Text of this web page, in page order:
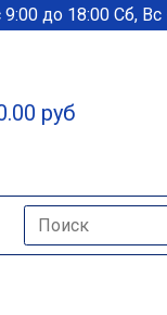
до 18:00 Сб,
руб